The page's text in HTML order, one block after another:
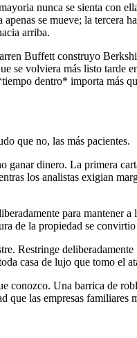
nunca se sienta
se mueve; la tercera
arriba.
Buffett construyo
se volviera más listo
dentro* importa más
que no, las más pacientes.
dinero. La primera
los analistas exigian
para mantener
de la propiedad se
Restringe
casa de lujo que tomo el
conozco. Una barrica de
que las empresas